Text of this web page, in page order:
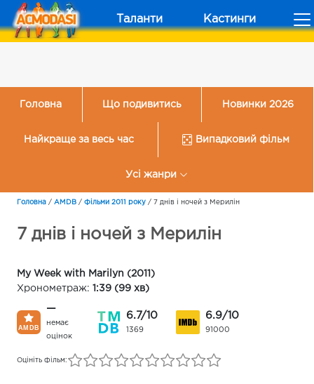
Таланти Кастинги
Головна Що подивитись Новинки 2026
Найкраще за весь час Випадковий фільм
Усі жанри
Головна / AMDB / Фільми 2011 року / 7 днів і ночей з Мерилін
7 днів і ночей з Мерилін
My Week with Marilyn (2011)
Хронометраж: 1:39 (99 хв)
—
немає
оцінок
6.7/10
1369
6.9/10
91000
Оцініть фільм: